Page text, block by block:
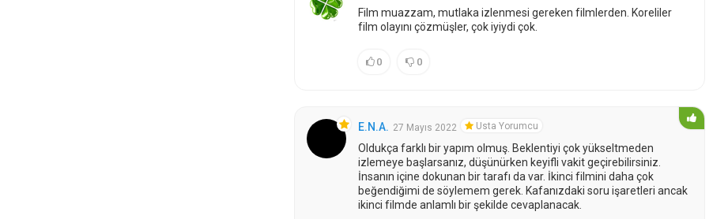
Film muazzam, mutlaka izlenmesi gereken filmlerden. Koreliler
film olayını çözmüşler, çok iyiydi çok.
0 0
E.N.A. 27 Mayıs 2022 Usta Yorumcu
Oldukça farklı bir yapım olmuş. Beklentiyi çok yükseltmeden
izlemeye başlarsanız, düşünürken keyifli vakit geçirebilirsiniz.
İnsanın içine dokunan bir tarafı da var. İkinci filmini daha çok
beğendiğimi de söylemem gerek. Kafanızdaki soru işaretleri ancak
ikinci filmde anlamlı bir şekilde cevaplanacak.